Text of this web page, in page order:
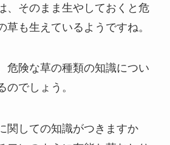
、そのまま生やしておくと危
草も生えているようですね。
危険な草の種類の知識につい
のでしょう。
関しての知識がつきますか